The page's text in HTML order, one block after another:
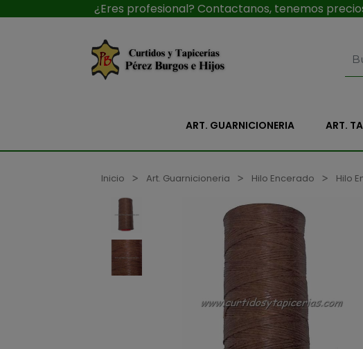
¿Eres profesional? Contactanos, tenemos
ART. GUARNICIONERIA ART.
Inicio Art. Guarnicioneria Hilo Encerado Hilo